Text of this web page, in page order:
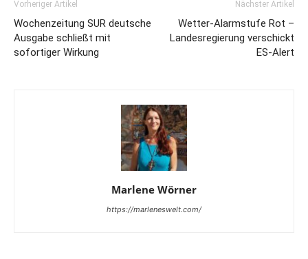
Vorheriger Artikel
Wochenzeitung SUR deutsche
Ausgabe schließt mit
sofortiger Wirkung
Nächster Artikel
Wetter-Alarmstufe Rot –
Landesregierung verschickt
ES-Alert
Marlene Wörner
https://marleneswelt.com/